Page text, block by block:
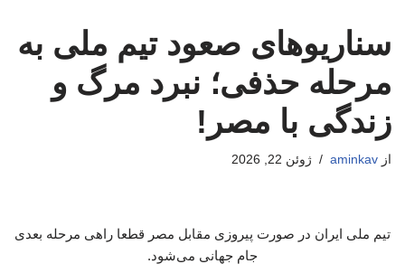
سناریوهای صعود تیم ملی به
مرحله حذفی؛ نبرد مرگ و
زندگی با مصر!
از aminkav ژوئن 22, 2026
تیم ملی ایران در صورت پیروزی مقابل مصر قطعا راهی مرحله بعدی
جام جهانی می‌شود.